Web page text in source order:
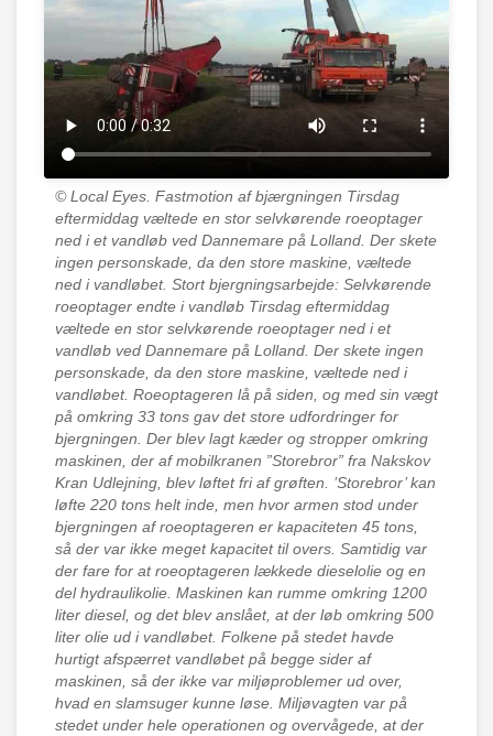
© Local Eyes. Fastmotion af bjærgningen Tirsdag
eftermiddag væltede en stor selvkørende roeoptager
ned i et vandløb ved Dannemare på Lolland. Der skete
ingen personskade, da den store maskine, væltede
ned i vandløbet. Stort bjergningsarbejde: Selvkørende
roeoptager endte i vandløb Tirsdag eftermiddag
væltede en stor selvkørende roeoptager ned i et
vandløb ved Dannemare på Lolland. Der skete ingen
personskade, da den store maskine, væltede ned i
vandløbet. Roeoptageren lå på siden, og med sin vægt
på omkring 33 tons gav det store udfordringer for
bjergningen. Der blev lagt kæder og stropper omkring
maskinen, der af mobilkranen ”Storebror” fra Nakskov
Kran Udlejning, blev løftet fri af grøften. ’Storebror’ kan
løfte 220 tons helt inde, men hvor armen stod under
bjergningen af roeoptageren er kapaciteten 45 tons,
så der var ikke meget kapacitet til overs. Samtidig var
der fare for at roeoptageren lækkede dieselolie og en
del hydraulikolie. Maskinen kan rumme omkring 1200
liter diesel, og det blev anslået, at der løb omkring 500
liter olie ud i vandløbet. Folkene på stedet havde
hurtigt afspærret vandløbet på begge sider af
maskinen, så der ikke var miljøproblemer ud over,
hvad en slamsuger kunne løse. Miljøvagten var på
stedet under hele operationen og overvågede, at der